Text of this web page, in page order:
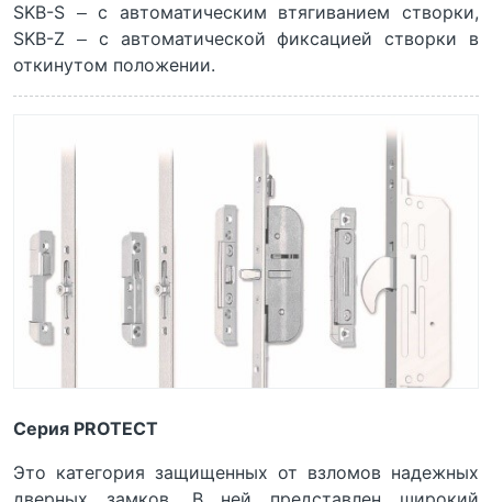
SKB-S – с автоматическим втягиванием створки,
SKB-Z – с автоматической фиксацией створки в
откинутом положении.
Серия PROTECT
Это категория защищенных от взломов надежных